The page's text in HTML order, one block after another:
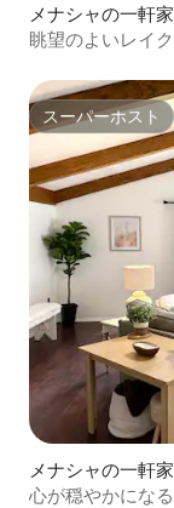
メナシャの一軒家
眺望のよいレイ
スーパーホスト
スーパーホスト
メナシャの一軒家
心が穏やかにな